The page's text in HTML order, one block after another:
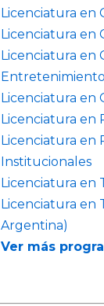
Licenciatura en
Licenciatura en
Licenciatura en
Entretenimiento
Licenciatura en
Licenciatura en
Licenciatura en
Institucionales
Licenciatura en
Licenciatura en
Argentina)
Ver más